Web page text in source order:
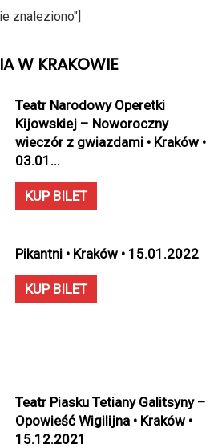
znaleziono"]
W KRAKOWIE
Teatr Narodowy Operetki
Kijowskiej – Noworoczny
wieczór z gwiazdami • Kraków •
03.01...
KUP BILET
Pikantni • Kraków • 15.01.2022
KUP BILET
Teatr Piasku Tetiany Galitsyny –
Opowieść Wigilijna • Kraków •
15.12.2021